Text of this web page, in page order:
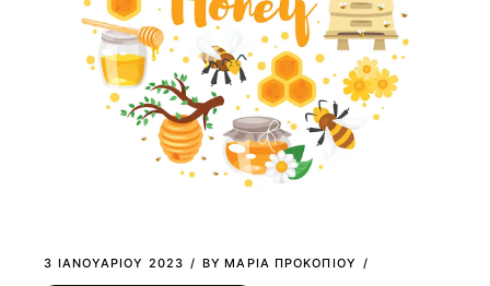
3 ΙΑΝΟΥΑΡΊΟΥ 2023 BY ΜΑΡΙΑ ΠΡΟΚΟΠΙΟΥ